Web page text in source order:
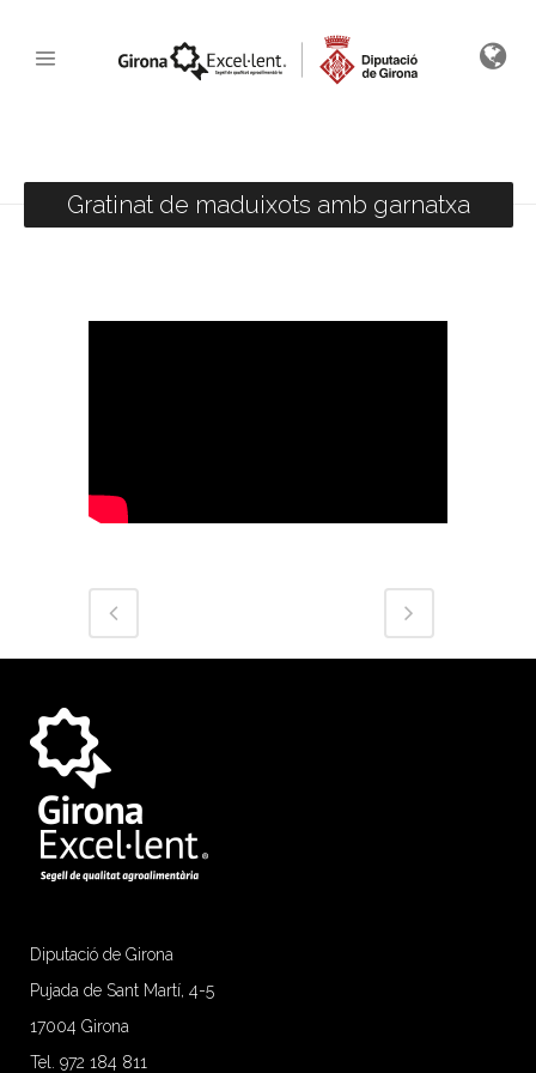
Gratinat de maduixots amb garnatxa
Diputació de Girona
Pujada de Sant Martí, 4-5
17004 Girona
Tel. 972 184 811